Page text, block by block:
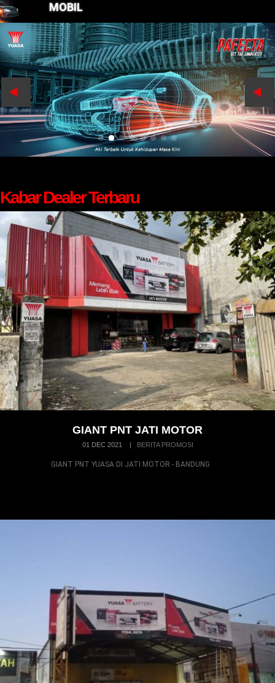
MOBIL
Kabar Dealer Terbaru
GIANT PNT JATI MOTOR
01 DEC 2021 | BERITA PROMOSI
GIANT PNT YUASA DI JATI MOTOR - BANDUNG